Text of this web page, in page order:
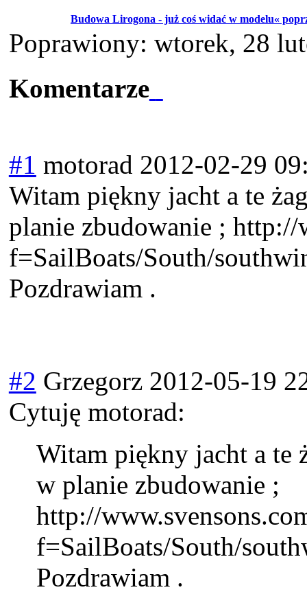
Budowa Lirogona - już coś widać w modelu«
Poprawiony: wtorek, 28
Komentarze
#1 motorad 2012-02-29
Witam piękny jacht a te
planie zbudowanie ; http://
f=SailBoats/South/
Pozdrawiam .
#2 Grzegorz 2012-05-19
Cytuję motorad:
Witam piękny jacht a te
w planie zbudowanie ;
http://
f=SailBoats/South/
Pozdrawiam .